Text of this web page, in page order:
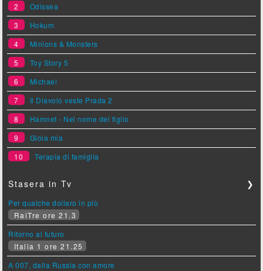
2
Odissea
3
Hokum
4
Minions & Monsters
5
Toy Story 5
6
Michael
7
Il Diavolo veste Prada 2
8
Hamnet - Nel nome del figlio
9
Gioia mia
10
Terapia di famiglia
Stasera in Tv ❯
Per qualche dollaro in più
RaiTre ore 21.3
Ritorno al futuro
Italia 1 ore 21.25
A 007, dalla Russia con amore